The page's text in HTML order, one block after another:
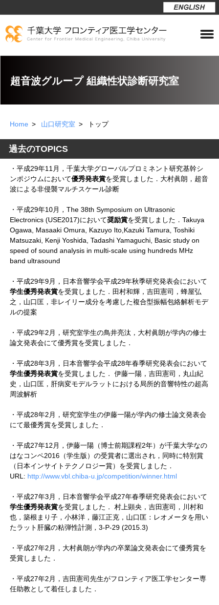
超音波グループ 組織性状診断研究室
Home 山口研究室 トップ
過去のTOPICS
・平成29年11月，千葉大学グローバルプロミネント研究基幹シ
ンポジウムにおいて優秀発表賞を受賞しました．大村眞朗，超音
波による非侵襲マルチスケール診断
・平成29年10月，The 38th Symposium on Ultrasonic
Electronics (USE2017)において奨励賞を受賞しました．Takuya
Ogawa, Masaaki Omura, Kazuyo Ito,Kazuki Tamura, Toshiki
Matsuzaki, Kenji Yoshida, Tadashi Yamaguchi, Basic study on
speed of sound analysis in multi-scale using hundreds MHz
band ultrasound
・平成29年9月，日本音響学会平成29年秋季研究発表会において
学生優秀発表賞を受賞しました．田村和輝，吉田憲司，蜂屋弘
之，山口匡，非レイリー成分を考慮した複合型振幅包絡解析モデ
ルの提案
・平成29年2月，研究室学生の鳥井亮汰，大村眞朗が学内の修士
論文発表会にて優秀賞を受賞しました．
・平成28年3月，日本音響学会平成28年春季研究発表会において
学生優秀発表賞を受賞しました． 伊藤一陽，吉田憲司，丸山紀
史，山口匡，肝病変モデルラットにおける局所的音響特性の超高
周波解析
・平成28年2月，研究室学生の伊藤一陽が学内の修士論文発表会
にて最優秀賞を受賞しました．
・平成27年12月，伊藤一陽（博士前期課程2年）が千葉大学なの
はなコンペ2016（学生版）の受賞者に選出され，同時に特別賞
（日本インサイトテクノロジー賞）を受賞しました．
URL: http://www.vbl.chiba-u.jp/competition/winner.html
・平成27年3月，日本音響学会平成27年春季研究発表会において
学生優秀発表賞を受賞しました． 村上顕央，吉田憲司，川村和
也，築根まり子，小林洋，藤江正克，山口匡：レオメータを用い
たラット肝臓の粘弾性計測，3-P-29 (2015.3)
・平成27年2月，大村眞朗が学内の卒業論文発表会にて優秀賞を
受賞しました．
・平成27年2月，吉田憲司先生がフロンティア医工学センター専
任助教として着任しました．